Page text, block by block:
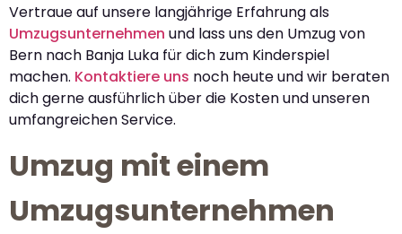
Vertraue auf unsere langjährige Erfahrung als
Umzugsunternehmen und lass uns den Umzug von
Bern nach Banja Luka für dich zum Kinderspiel
machen. Kontaktiere uns noch heute und wir beraten
dich gerne ausführlich über die Kosten und unseren
umfangreichen Service.
Umzug mit einem
Umzugsunternehmen